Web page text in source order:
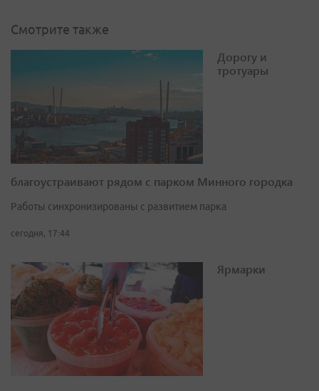
Смотрите также
Дорогу и
тротуары
благоустраивают рядом с парком Минного городка
Работы синхронизированы с развитием парка
сегодня, 17:44
Ярмарки